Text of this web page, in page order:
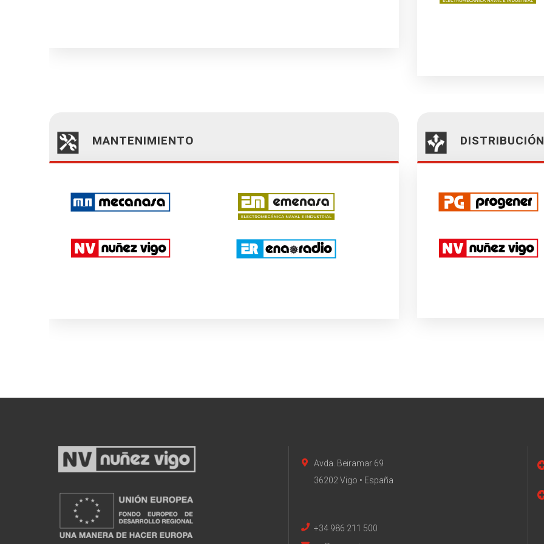
MANTENIMIENTO DISTRIBUCIÓN
Avda. Beiramar 69
36202 Vigo • España
+34 986 211 500